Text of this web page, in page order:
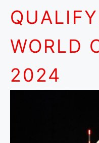
WORLD
2024